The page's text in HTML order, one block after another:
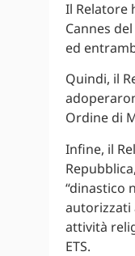
Il Relatore
Cannes
ed
Quindi, il
Ordine di
Infine, il
“dinastico
autorizzati
attività
ETS.